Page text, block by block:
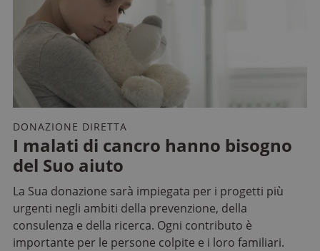
I malati di cancro hanno bisogno
del Suo aiuto
DONAZIONE DIRETTA
La Sua donazione sarà impiegata per i progetti più
urgenti negli ambiti della prevenzione, della
consulenza e della ricerca. Ogni contributo è
importante per le persone colpite e i loro familiari.